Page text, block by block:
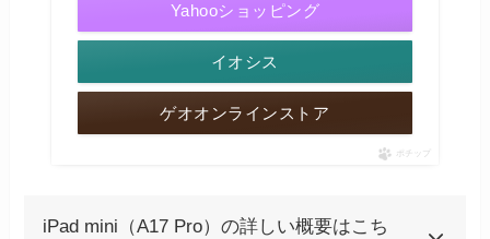
Yahooショッピング
イオシス
ゲオオンラインストア
ポチップ
iPad mini（A17 Pro）の詳しい概要はこち